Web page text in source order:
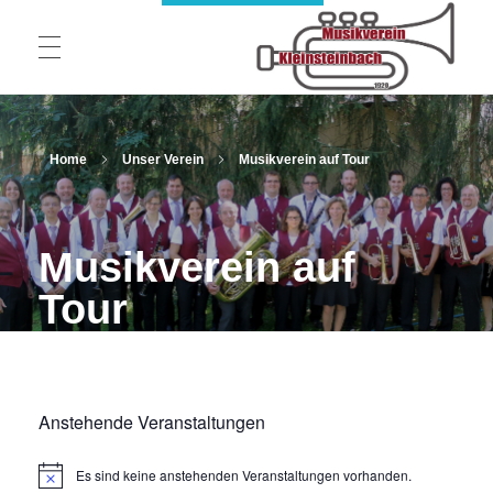
Musikverein 1920 Kleinsteinbach e.V.
STARTSEITE
UNSER VEREIN
Blasorchester
FESTZELT AM HAGWALD
Home Unser Verein Musikverein auf Tour
Musikverein auf
Tour
Anstehende Veranstaltungen
H
Es sind keine anstehenden Veranstaltungen vorhanden.